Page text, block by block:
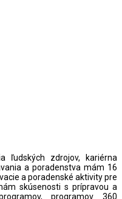
ľudských zdrojov, kariérna
a poradenstva mám 16
a poradenské aktivity pre
skúsenosti s prípravou a
programov 360